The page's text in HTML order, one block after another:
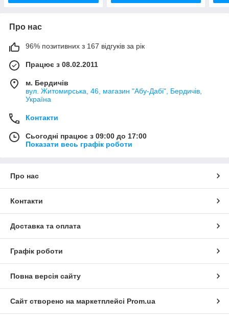
Про нас
96% позитивних з 167 відгуків за рік
Працює з 08.02.2011
м. Бердичів
вул. Житомирська, 46, магазин "Абу-Дабі", Бердичів,
Україна
Контакти
Сьогодні працює з 09:00 до 17:00
Показати весь графік роботи
Про нас
Контакти
Доставка та оплата
Графік роботи
Повна версія сайту
Сайт створено на маркетплейсі Prom.ua